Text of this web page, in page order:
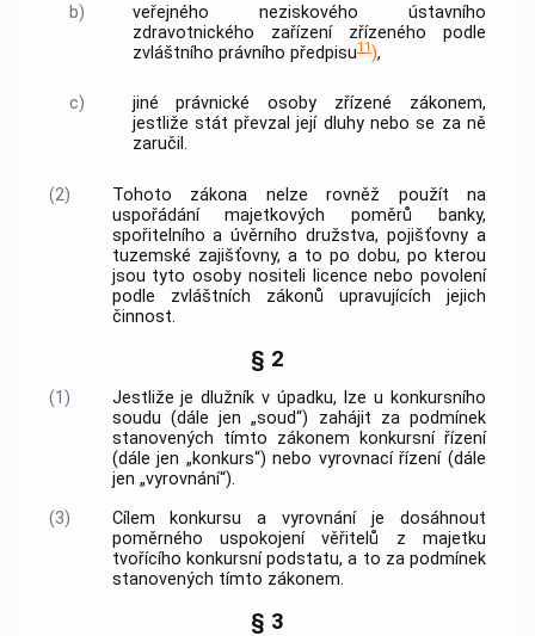
b)
veřejného neziskového ústavního
zdravotnického zařízení zřízeného podle
zvláštního právního předpisu11),
c)
jiné právnické osoby zřízené zákonem,
jestliže stát převzal její dluhy nebo se za ně
zaručil.
(2)
Tohoto zákona nelze rovněž použít na
uspořádání majetkových poměrů
banky,
spořitelního a úvěrního družstva, pojišťovny a
tuzemské zajišťovny, a to po dobu, po kterou
jsou tyto osoby nositeli licence nebo povolení
podle zvláštních zákonů upravujících jejich
činnost.
§ 2
(1)
Jestliže je dlužník v úpadku, lze u konkursního
soudu (dále jen „soud“) zahájit za podmínek
stanovených tímto zákonem konkursní řízení
(dále jen „konkurs“) nebo vyrovnací řízení (dále
jen „vyrovnání“).
(3)
Cílem konkursu a vyrovnání je dosáhnout
poměrného uspokojení věřitelů z majetku
tvořícího konkursní podstatu, a to za podmínek
stanovených tímto zákonem.
§ 3